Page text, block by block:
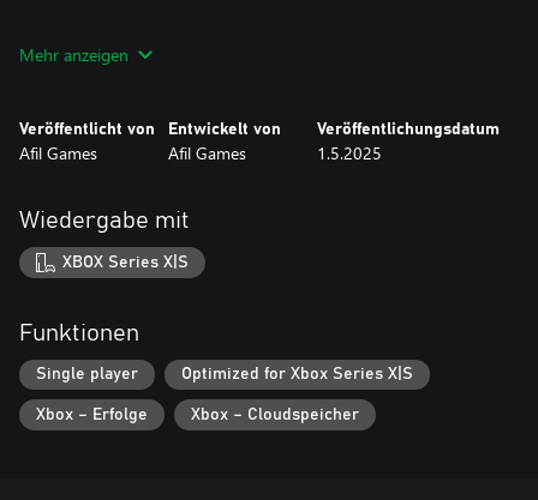
Strategiespielen. Schnapp dir deinen Holzlöffel und beweise, dass
du der Meister der Küchenrätsel bist!
Mehr anzeigen
Veröffentlicht von
Afil Games
Entwickelt von
Afil Games
Veröffentlichungsdatum
1.5.2025
Wiedergabe mit
XBOX Series X|S
Funktionen
Single player Optimized for Xbox Series X|S
Xbox – Erfolge Xbox – Cloudspeicher